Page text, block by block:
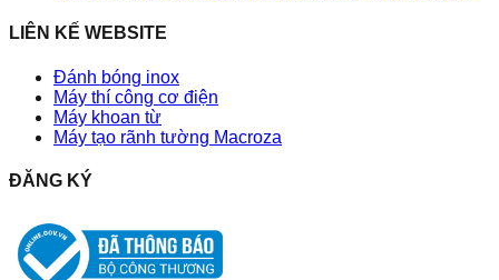
LIÊN KẾ WEBSITE
Đánh bóng inox
Máy thí công cơ điện
Máy khoan từ
Máy tạo rãnh tường Macroza
ĐĂNG KÝ